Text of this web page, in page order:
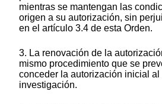
mientras se mantengan las
origen a su autorización, sin
en el artículo 3.4 de esta Orden.
3. La renovación de la
mismo procedimiento que se
conceder la autorización inicial
investigación.